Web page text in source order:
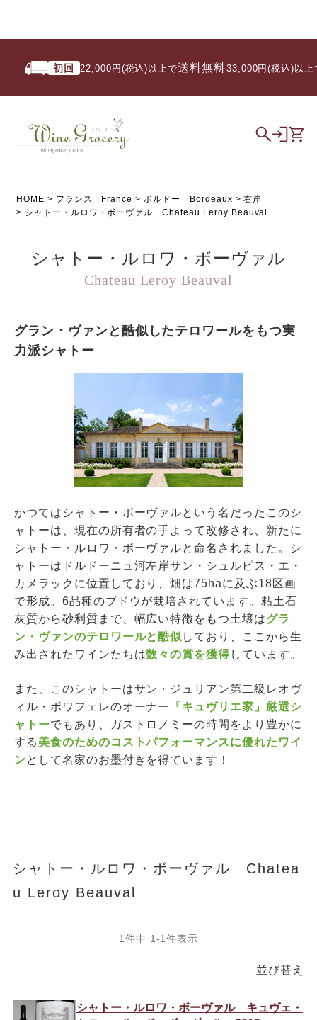
初回 22,000円(税込)以上で送料無料/ 33,000円(税込)以上で
HOME フランス France ボルドー Bordeaux
右岸
シャトー・ルロワ・ボーヴァル Chateau Leroy Beauval
シャトー・ルロワ・ボーヴァル
Chateau Leroy Beauval
グラン・ヴァンと酷似したテロワールをもつ実
力派シャトー
かつてはシャトー・ボーヴァルという名だったこのシ
ャトーは、現在の所有者の手よって改修され、新たに
シャトー・ルロワ・ボーヴァルと命名されました。シ
ャトーはドルドーニュ河左岸サン・シュルピス・エ・
カメラックに位置しており、畑は75haに及ぶ18区画
で形成。6品種のブドウが栽培されています。粘土石
灰質から砂利質まで、幅広い特徴をもつ土壌はグラ
ン・ヴァンのテロワールと酷似 しており、ここから生
み出されたワインたちは数々の賞を獲得しています。
また、このシャトーはサン・ジュリアン第二級レオヴ
ィル・ポワフェレのオーナー
「キュヴリエ家」厳選シ
ャトーでもあり、ガストロノミーの時間をより豊かに
する 美食のためのコストパフォーマンスに優れたワイ
ンとして名家のお墨付きを得ています！
シャトー・ルロワ・ボーヴァル Chatea
u Leroy Beauval
並び替え
1 件中 1 -1件表示
シャトー・ルロワ・ボーヴァル キュヴェ・